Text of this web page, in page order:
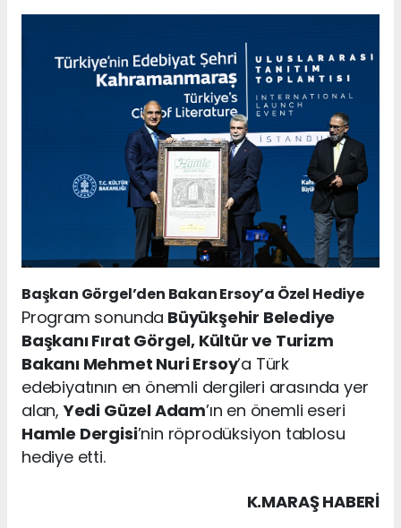
Başkan Görgel’den Bakan Ersoy’a Özel Hediye
Program sonunda Büyükşehir Belediye
Başkanı Fırat Görgel, Kültür ve Turizm
Bakanı Mehmet Nuri Ersoy’a Türk
edebiyatının en önemli dergileri arasında yer
alan,Yedi Güzel Adam’ın en önemli eseri
Hamle Dergisi’nin röprodüksiyon tablosu
hediye etti.
K.MARAŞ HABERİ